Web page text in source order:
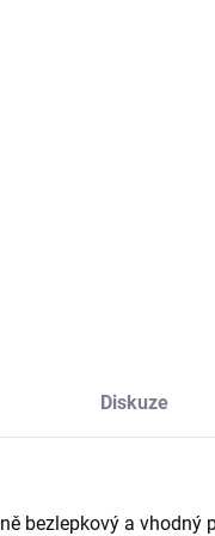
Diskuze
bezlepkový a vhodný